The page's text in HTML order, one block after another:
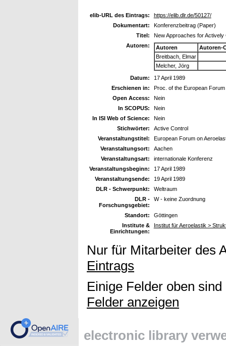
elib-URL des Eintrags:
https://elib.dlr.de/50127/
Dokumentart:
Konferenzbeitrag (Paper)
Titel:
New Approaches for
Autoren:
Autoren
Autoren-
Breitbach, Elmar
Melcher, Jörg
Datum:
17 April 1989
Erschienen in:
Proc. of the European
Open Access:
Nein
In SCOPUS:
Nein
In ISI Web of Science:
Nein
Stichwörter:
Active Control
Veranstaltungstitel:
European Forum on
Veranstaltungsort:
Aachen
Veranstaltungsart:
internationale Konferenz
Veranstaltungsbeginn:
17 April 1989
Veranstaltungsende:
19 April 1989
DLR - Schwerpunkt:
Weltraum
DLR -
Forschungsgebiet:
W - keine Zuordnung
Standort:
Göttingen
Institute &
Einrichtungen:
Institut für Aeroelastik >
Nur für Mitarbeiter des
Eintrags
Einige Felder oben
Felder anzeigen
electronic library